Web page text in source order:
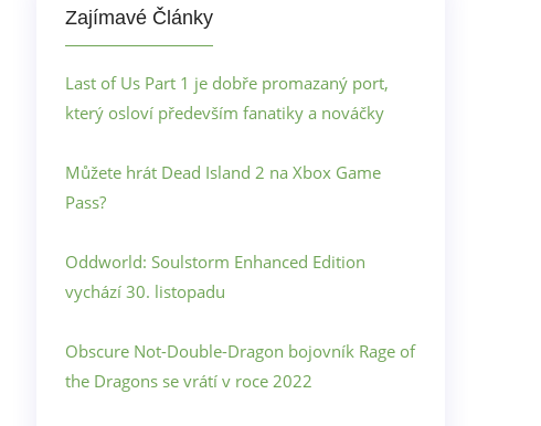
Zajímavé Články
Last of Us Part 1 je dobře promazaný port,
který osloví především fanatiky a nováčky
Můžete hrát Dead Island 2 na Xbox Game
Pass?
Oddworld: Soulstorm Enhanced Edition
vychází 30. listopadu
Obscure Not-Double-Dragon bojovník Rage of
the Dragons se vrátí v roce 2022